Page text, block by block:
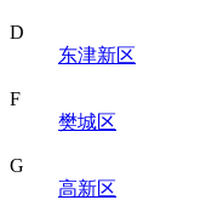
D
东津新区
F
樊城区
G
高新区